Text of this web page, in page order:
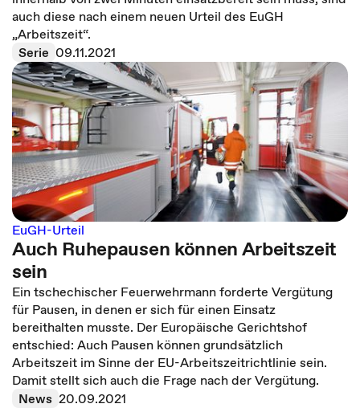
auch diese nach einem neuen Urteil des EuGH
„Arbeitszeit“.
Serie 09.11.2021
EuGH-Urteil
Auch Ruhepausen können Arbeitszeit
sein
Ein tschechischer Feuerwehrmann forderte Vergütung
für Pausen, in denen er sich für einen Einsatz
bereithalten musste. Der Europäische Gerichtshof
entschied: Auch Pausen können grundsätzlich
Arbeitszeit im Sinne der EU-Arbeitszeitrichtlinie sein.
Damit stellt sich auch die Frage nach der Vergütung.
News 20.09.2021